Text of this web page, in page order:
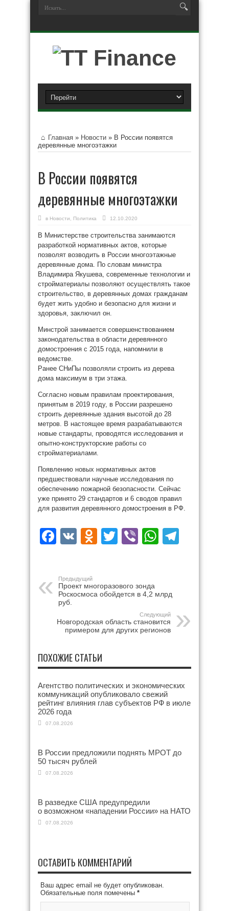
Главная » Новости » В России появятся
деревянные многоэтажки
В России появятся
деревянные многоэтажки
в Новости Политика 12.10.2020
В Министерстве строительства занимаются
разработкой нормативных актов, которые
позволят возводить в России многоэтажные
деревянные дома. По словам министра
Владимира Якушева, современные технологии и
стройматериалы позволяют осуществлять такое
строительство, в деревянных домах гражданам
будет жить удобно и безопасно для жизни и
здоровья, заключил он.
Минстрой занимается совершенствованием
законодательства в области деревянного
домостроения с 2015 года, напомнили в
ведомстве.
Ранее СНиПы позволяли строить из дерева
дома максимум в три этажа.
Согласно новым правилам проектирования,
принятым в 2019 году, в России разрешено
строить деревянные здания высотой до 28
метров. В настоящее время разрабатываются
новые стандарты, проводятся исследования и
опытно-конструкторские работы со
стройматериалами.
Появлению новых нормативных актов
предшествовали научные исследования по
обеспечению пожарной безопасности. Сейчас
уже принято 29 стандартов и 6 сводов правил
для развития деревянного домостроения в РФ.
Facebook
VK Odnoklassniki
Twitter
Viber
Предыдущий
Проект многоразового зонда
Роскосмоса обойдется в 4,2 млрд
руб.
Следующий
Новгородская область становится
примером для других регионов
ПОХОЖИЕ СТАТЬИ
Агентство политических и экономических
коммуникаций опубликовало свежий
рейтинг влияния глав субъектов РФ в июле
2026 года
07.08.2026
В России предложили поднять МРОТ до
50 тысяч рублей
07.08.2026
В разведке США предупредили
о возможном «нападении России» на НАТО
07.08.2026
ОСТАВИТЬ КОММЕНТАРИЙ
Ваш адрес email не будет опубликован.
Обязательные поля помечены *